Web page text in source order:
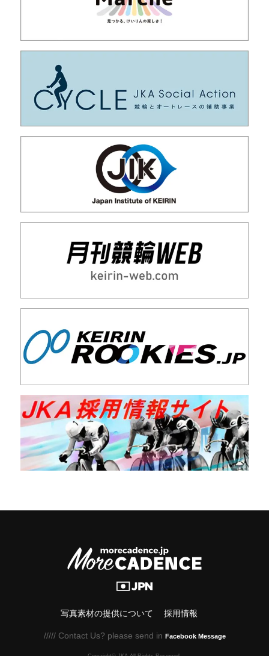
写真素材の提供について 採用情報
///// Contact Us? please send in Facebook Message